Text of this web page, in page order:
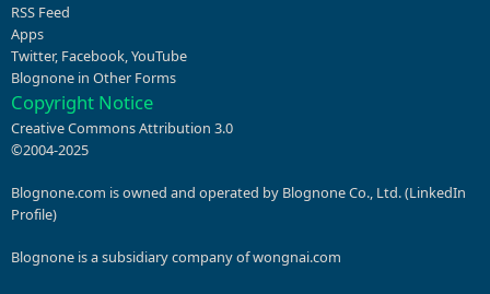
RSS Feed
Apps
Twitter, Facebook,YouTube
Blognone in Other Forms
Copyright Notice
Creative Commons Attribution 3.0
©2004-2025
Blognone.com is owned and operated by Blognone Co., Ltd. (LinkedIn
Profile)
Blognone is a subsidiary company ofwongnai.com